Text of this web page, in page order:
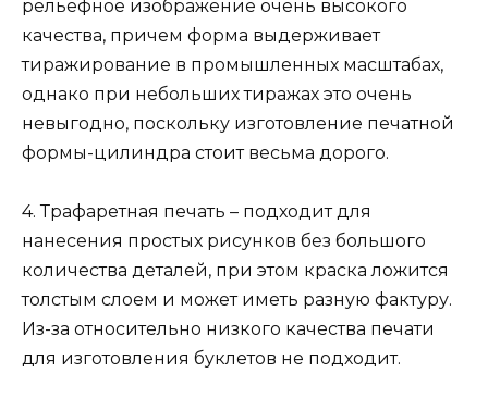
рельефное изображение очень высокого
качества, причем форма выдерживает
тиражирование в промышленных масштабах,
однако при небольших тиражах это очень
невыгодно, поскольку изготовление печатной
формы-цилиндра стоит весьма дорого.
4. Трафаретная печать – подходит для
нанесения простых рисунков без большого
количества деталей, при этом краска ложится
толстым слоем и может иметь разную фактуру.
Из-за относительно низкого качества печати
для изготовления буклетов не подходит.